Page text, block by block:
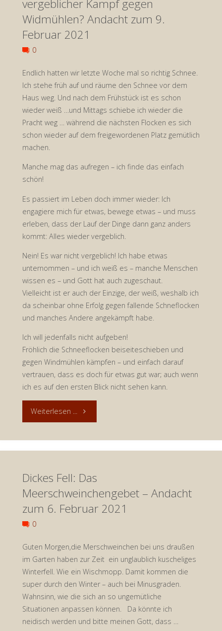
dem
Wer
die
eigentlich?
13.
Februar
2021"
vergeblicher Kampf gegen
Widmühlen? Andacht zum 9.
Februar 2021
0
Endlich hatten wir letzte Woche mal so richtig Schnee.
Ich stehe früh auf und räume den Schnee vor dem
Haus weg. Und nach dem Frühstück ist es schon
wieder weiß …und Mittags schiebe ich wieder die
Pracht weg … während die nächsten Flocken es sich
schon wieder auf dem freigewordenen Platz gemütlich
machen.
Manche mag das aufregen – ich finde das einfach
schön!
Es passiert im Leben doch immer wieder: Ich
engagiere mich für etwas, bewege etwas – und muss
erleben, dass der Lauf der Dinge dann ganz anders
kommt: Alles wieder vergeblich.
Nein! Es war nicht vergeblich! Ich habe etwas
unternommen – und ich weiß es – manche Menschen
wissen es – und Gott hat auch zugeschaut.
Vielleicht ist er auch der Einzige, der weiß, weshalb ich
da scheinbar ohne Erfolg gegen fallende Schneflocken
und manches Andere angekämpft habe.
Ich will jedenfalls nicht aufgeben!
Fröhlich die Schneeflocken beiseiteschieben und
gegen Windmühlen kämpfen – und einfach darauf
vertrauen, dass es doch für etwas gut war; auch wenn
ich es auf den ersten Blick nicht sehen kann.
Weiterlesen ... "Immer
Schneeschippen!
Ein
vergeblicher
Widmühlen?
Andacht
9.
Dickes Fell: Das
Meerschweinchengebet – Andacht
zum 6. Februar 2021
0
Guten Morgen,die Merschweinchen bei uns draußen
im Garten haben zur Zeit ein unglaublich kuscheliges
Winterfell. Wie ein Wischmopp. Damit kommen die
super durch den Winter – auch bei Minusgraden.
Wahnsinn, wie die sich an so ungemütliche
Situationen anpassen können. Da könnte ich
neidisch werden und bitte meinen Gott, dass …